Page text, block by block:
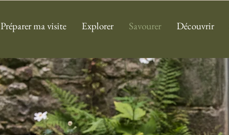
Préparer ma visite Explorer Savourer Découvrir